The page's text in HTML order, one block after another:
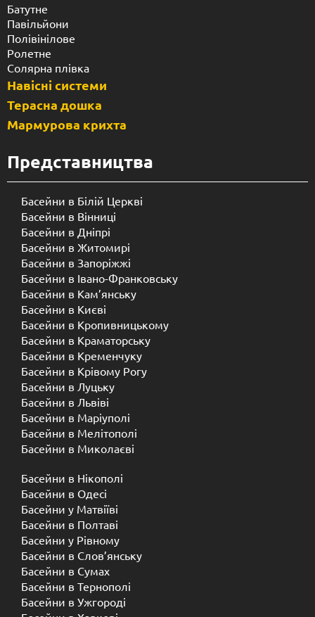
Батутне
Павільйони
Полівінілове
Ролетне
Солярна плівка
Навісні системи
Терасна дошка
Мармурова крихта
Представництва
Басейни в Білій Церкві
Басейни в Вінниці
Басейни в Дніпрі
Басейни в Житомирі
Басейни в Запоріжжі
Басейни в Івано-Франковську
Басейни в Кам’янську
Басейни в Києві
Басейни в Кропивницькому
Басейни в Краматорську
Басейни в Кременчуку
Басейни в Крівому Рогу
Басейни в Луцьку
Басейни в Львіві
Басейни в Маріуполі
Басейни в Мелітополі
Басейни в Миколаєві
Басейни в Нікополі
Басейни в Одесі
Басейни у Матвіїві
Басейни в Полтаві
Басейни у ​​Рівному
Басейни в Слов’янську
Басейни в Сумах
Басейни в Тернополі
Басейни в Ужгороді